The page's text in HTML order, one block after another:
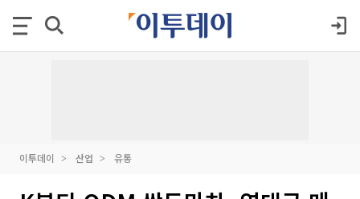
이투데이 산업 유통